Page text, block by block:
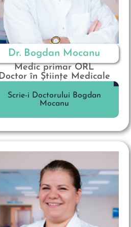
Dr. Bogdan Mocanu
Medic primar ORL
Doctor în Științe Medicale
Scrie-i Doctorului Bogdan
Mocanu